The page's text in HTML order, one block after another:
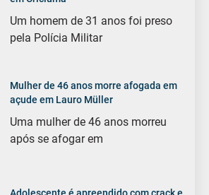
Um homem de 31 anos foi preso
pela Polícia Militar
Mulher de 46 anos morre afogada em
açude em Lauro Müller
Uma mulher de 46 anos morreu
após se afogar em
Adolescente é apreendido com crack e